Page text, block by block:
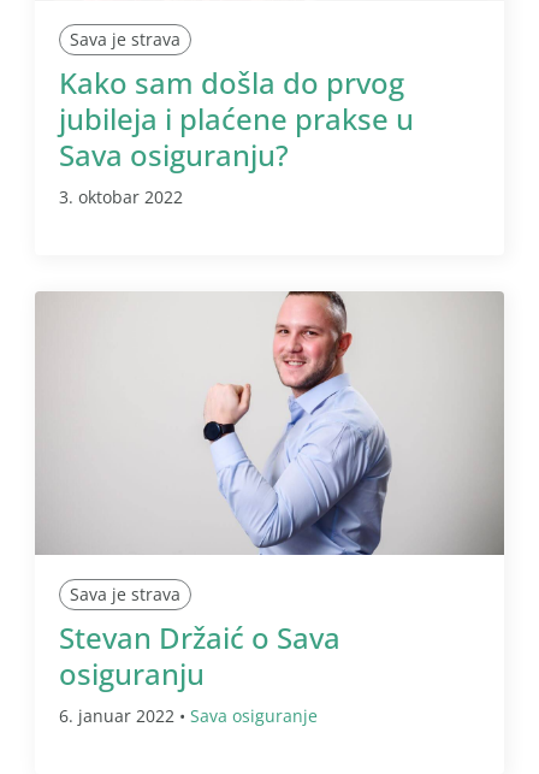
Sava je strava
Kako sam došla do prvog
jubileja i plaćene prakse u
Sava osiguranju?
3. oktobar 2022
Sava je strava
Stevan Držaić o Sava
osiguranju
6. januar 2022 • Sava osiguranje